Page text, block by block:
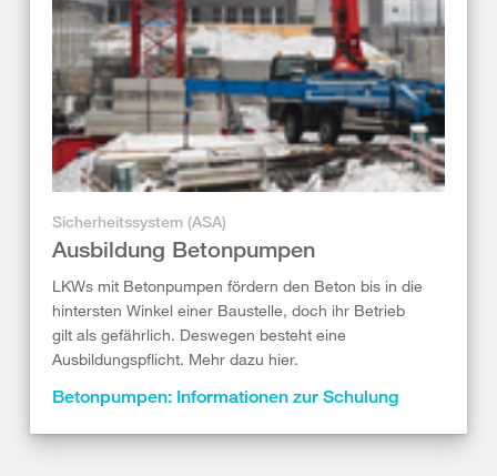
Sicherheitssystem (ASA)
Ausbildung Betonpumpen
LKWs mit Betonpumpen fördern den Beton bis in die
hintersten Winkel einer Baustelle, doch ihr Betrieb
gilt als gefährlich. Deswegen besteht eine
Ausbildungspflicht. Mehr dazu hier.
Betonpumpen: Informationen zur Schulung